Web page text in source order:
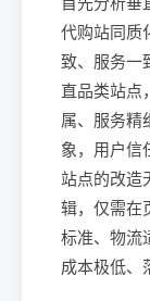
代购站同质
致、服务一
直品类站点
属、服务精
象，用户信
站点的改造
辑，仅需在
标准、物流
成本极低、